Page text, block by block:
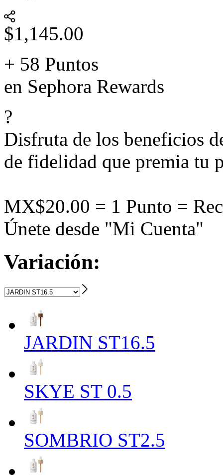
$1,145.00
+ 58 Puntos
en Sephora Rewards
?
Disfruta de los beneficios
de fidelidad que premia tu
MX$20.00 = 1 Punto =
Únete desde "Mi Cuenta"
Variación:
JARDIN ST16.5
SKYE ST 0.5
SOMBRIO ST2.5